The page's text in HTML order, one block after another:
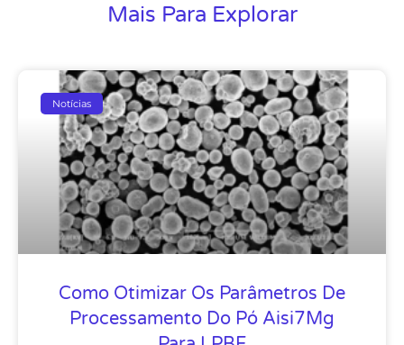
Mais Para Explorar
Notícias
Como Otimizar Os Parâmetros De
Processamento Do Pó Aisi7Mg